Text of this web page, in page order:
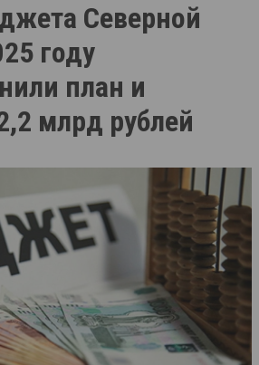
Северной
году
план и
млрд рублей